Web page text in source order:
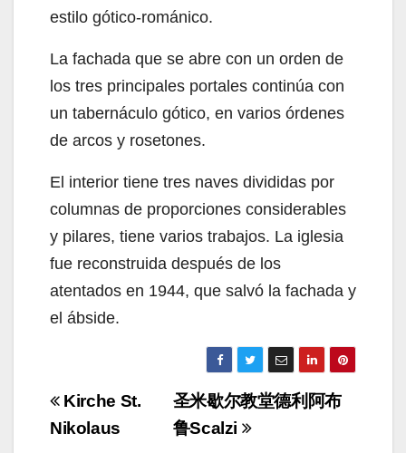
estilo gótico-románico.
La fachada que se abre con un orden de
los tres principales portales continúa con
un tabernáculo gótico, en varios órdenes
de arcos y rosetones.
El interior tiene tres naves divididas por
columnas de proporciones considerables
y pilares, tiene varios trabajos. La iglesia
fue reconstruida después de los
atentados en 1944, que salvó la fachada y
el ábside.
Navigazione
articoli
圣米歇尔教堂德利阿布
鲁Scalzi
Kirche St.
Nikolaus